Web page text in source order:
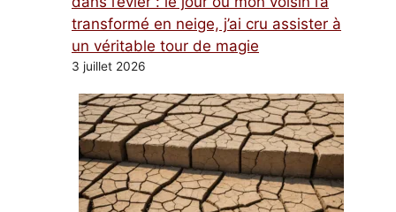
transformé en neige, j’ai cru assister à
un véritable tour de magie
3 juillet 2026